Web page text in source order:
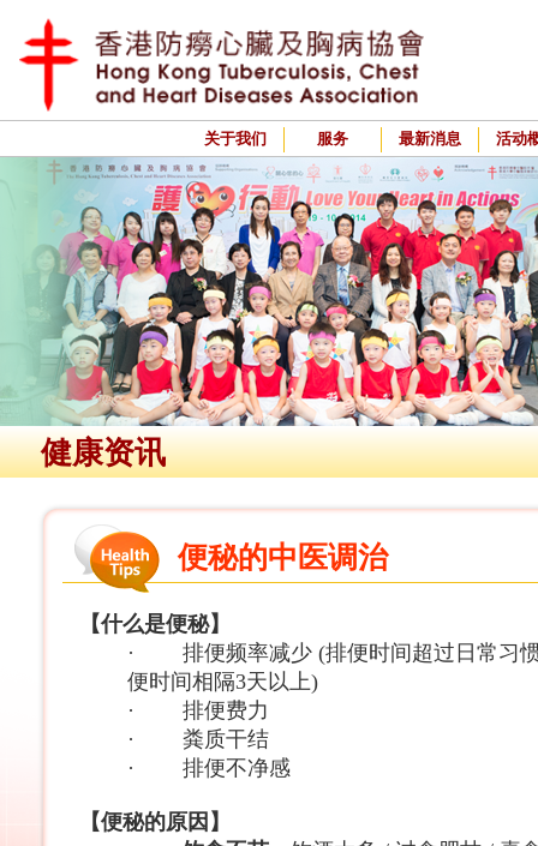
关于我们 服务 最新消息 活动
健康资讯
便秘的中医调治
【什么是便秘】
· 排便频率减少 (排便时间超过日常习
便时间相隔3天以上)
· 排便费力
· 粪质干结
· 排便不净感
【便秘的原因】